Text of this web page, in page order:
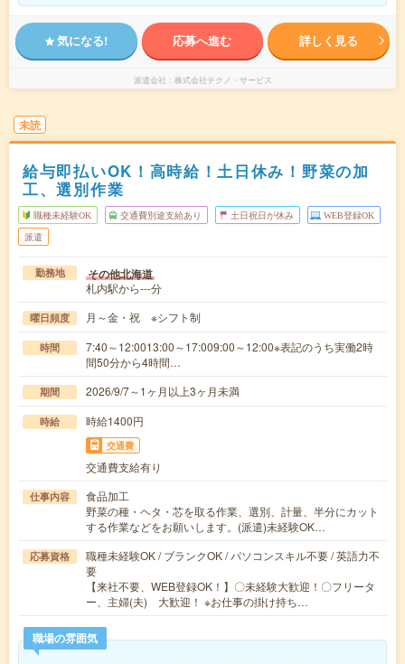
気になる! 応募へ進む 詳しく見る
派遣会社 株式会社テクノ・サービス
未読
給与即払いOK！高時給！土日休み！野菜の加
工、選別作業
職種未経験OK 交通費別途支給あり 土日祝日が休み WEB登録OK
派遣
勤務地 その他北海道
札内駅から---分
曜日頻度 月～金・祝 ※シフト制
時間
7:40～12:0013:00～17:009:00～12:00※表記のうち実働2時
間50分から4時間…
期間 2026/9/7～1ヶ月以上3ヶ月未満
時給 時給1400円
交通費
交通費支給有り
仕事内容
食品加工
野菜の種・ヘタ・芯を取る作業、選別、計量、半分にカット
する作業などをお願いします。(派遣)未経験OK…
応募資格
職種未経験OK / ブランクOK / パソコンスキル不要 / 英語力不
要
【来社不要、WEB登録OK！】〇未経験大歓迎！〇フリータ
ー、主婦(夫) 大歓迎！ ※お仕事の掛け持ち…
職場の雰囲気